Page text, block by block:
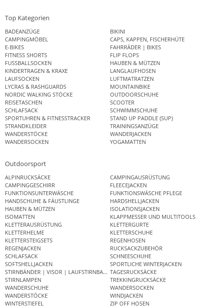
Top Kategorien
BADEANZÜGE
BIKINI
CAMPINGMÖBEL
CAPS, KAPPEN, FISCHERHÜTE
E-BIKES
FAHRRÄDER | BIKES
FITNESS SHORTS
FLIP FLOPS
FUSSBALLSOCKEN
HAUBEN & MÜTZEN
KINDERTRAGEN & KRAXE
LANGLAUFHOSEN
LAUFSOCKEN
LUFTMATRATZEN
LYCRAS & RASHGUARDS
MOUNTAINBIKE
NORDIC WALKING STÖCKE
OUTDOORSCHUHE
REISETASCHEN
SCOOTER
SCHLAFSACK
SCHWIMMSCHUHE
SPORTUHREN & FITNESSTRACKER
STAND UP PADDLE (SUP)
STRANDKLEIDER
TRAININGSANZÜGE
WANDERSTÖCKE
WANDERJACKEN
WANDERSOCKEN
YOGAMATTEN
Outdoorsport
ALPINRUCKSÄCKE
CAMPINGAUSRÜSTUNG
CAMPINGGESCHIRR
FLEECEJACKEN
FUNKTIONSUNTERWÄSCHE
FUNKTIONSWÄSCHE PFLEGE
HANDSCHUHE & FÄUSTLINGE
HARDSHELLJACKEN
HAUBEN & MÜTZEN
ISOLATIONSJACKEN
ISOMATTEN
KLAPPMESSER UND MULTITOOLS
KLETTERAUSRÜSTUNG
KLETTERGURTE
KLETTERHELME
KLETTERSCHUHE
KLETTERSTEIGSETS
REGENHOSEN
REGENJACKEN
RUCKSACKZUBEHÖR
SCHLAFSACK
SCHNEESCHUHE
SOFTSHELLJACKEN
SPORTLICHE WINTERJACKEN
STIRNBÄNDER | VISOR | LAUFSTIRNBANDTAGESRUCKSÄCKE
STIRNLAMPEN
TREKKINGRUCKSÄCKE
WANDERSCHUHE
WANDERSOCKEN
WANDERSTÖCKE
WINDJACKEN
WINTERSTIEFEL
ZIP OFF HOSEN